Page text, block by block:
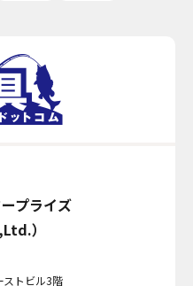
プライズ
）
ストビル3階